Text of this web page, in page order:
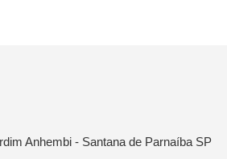
Anhembi - Santana de Parnaíba SP